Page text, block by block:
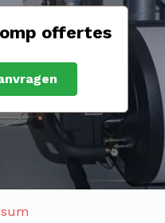
offertes